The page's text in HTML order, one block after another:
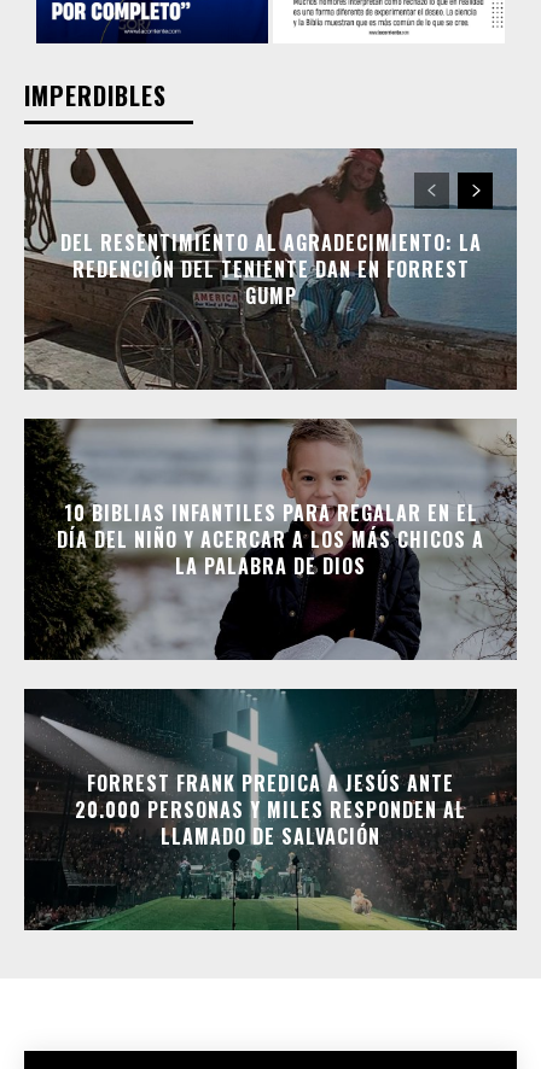
IMPERDIBLES
DEL RESENTIMIENTO AL AGRADECIMIENTO: LA
REDENCIÓN DEL TENIENTE DAN EN FORREST
GUMP
10 BIBLIAS INFANTILES PARA REGALAR EN EL
DÍA DEL NIÑO Y ACERCAR A LOS MÁS CHICOS A
LA PALABRA DE DIOS
FORREST FRANK PREDICA A JESÚS ANTE
20.000 PERSONAS Y MILES RESPONDEN AL
LLAMADO DE SALVACIÓN